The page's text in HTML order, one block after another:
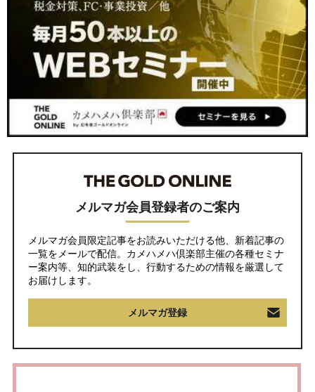
メルマガ会員登録者のご案内
メルマガ会員限定記事をお読みいただける他、新着記事の
一覧をメールで配信。カメハメハ倶楽部主催の各種セミナ
ー案内等、知的武装をし、行動するための情報を厳選して
お届けします。
メルマガ登録